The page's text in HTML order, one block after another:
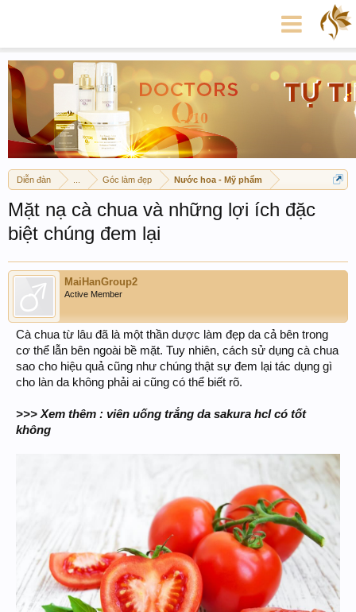
Diễn đàn Góc làm đẹp Nước hoa - Mỹ phẩm
Mặt nạ cà chua và những lợi ích đặc
biệt chúng đem lại
MaiHanGroup2
Active Member
Cà chua từ lâu đã là một thần dược làm đẹp da cả bên trong
cơ thể lẫn bên ngoài bề mặt. Tuy nhiên, cách sử dụng cà chua
sao cho hiệu quả cũng như chúng thật sự đem lại tác dụng gì
cho làn da không phải ai cũng có thể biết rõ.
>>> Xem thêm : viên uống trắng da sakura hcl có tốt
không